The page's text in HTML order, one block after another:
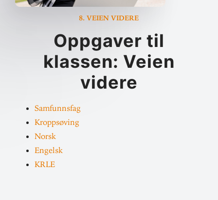
8. Veien videre
Opp­gaver til
klassen: Veien
videre
Sam­funnsfag
Kropps­øving
Norsk
Engelsk
KRLE